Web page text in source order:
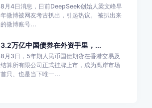
8月4日消息，日前DeepSeek创始人梁文峰早
年微博被网友考古扒出，引起热议。 被扒出来
的微博账号...
3.2万亿中国债券在外资手里，...
8月3日，5年期人民币国债期货在香港交易及
结算所有限公司正式挂牌上市，成为离岸市场
首只、也是当下唯一...